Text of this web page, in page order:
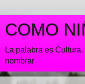
COMO
La palabra es
nombrar